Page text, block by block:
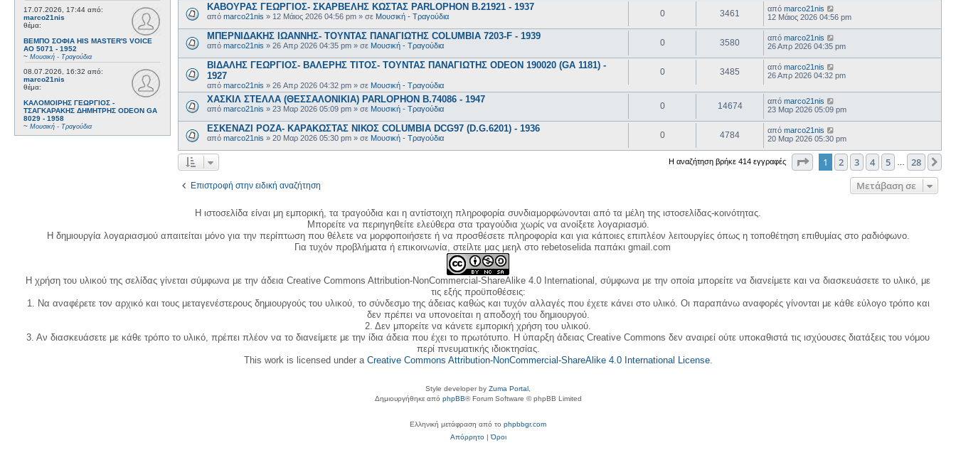
17.07.2026, 17:44 από:
marco21nis
θέμα:
ΒΕΜΠΟ ΣΟΦΙΑ HIS MASTER'S VOICE
AO 5071 - 1952
~ Μουσική - Τραγούδια
08.07.2026, 16:32 από:
marco21nis
θέμα:
ΚΑΛΟΜΟΙΡΗΣ ΓΕΩΡΓΙΟΣ -
ΤΣΑΓΚΑΡΑΚΗΣ ΔΗΜΗΤΡΗΣ ODEON GA
8029 - 1958
~ Μουσική - Τραγούδια
ΚΑΒΟΥΡΑΣ ΓΕΩΡΓΙΟΣ- ΣΚΑΡΒΕΛΗΣ ΚΩΣΤΑΣ PARLOPHON B.21921 - 1937
από marco21nis » 12 Μάιος 2026 04:56 pm » σε Μουσική - Τραγούδια 0 3461 από marco21nis
12 Μάιος 2026 04:56 pm
ΜΠΕΡΝΙΔΑΚΗΣ ΙΩΑΝΝΗΣ- ΤΟΥΝΤΑΣ ΠΑΝΑΓΙΩΤΗΣ COLUMBIA 7203-F - 1939
από marco21nis » 26 Απρ 2026 04:35 pm » σε Μουσική - Τραγούδια 0 3580 από marco21nis
26 Απρ 2026 04:35 pm
ΒΙΔΑΛΗΣ ΓΕΩΡΓΙΟΣ- ΒΑΛΕΡΗΣ ΤΙΤΟΣ- ΤΟΥΝΤΑΣ ΠΑΝΑΓΙΩΤΗΣ ODEON 190020 (GA 1181) -
1927
από marco21nis » 26 Απρ 2026 04:32 pm » σε Μουσική - Τραγούδια
0 3485 από marco21nis
26 Απρ 2026 04:32 pm
ΧΑΣΚΙΛ ΣΤΕΛΛΑ (ΘΕΣΣΑΛΟΝΙΚΙΑ) PARLOPHON B.74086 - 1947
από marco21nis » 23 Μαρ 2026 05:09 pm » σε Μουσική - Τραγούδια 0 14674 από marco21nis
23 Μαρ 2026 05:09 pm
ΕΣΚΕΝΑΖΙ ΡΟΖΑ- ΚΑΡΑΚΩΣΤΑΣ ΝΙΚΟΣ COLUMBIA DCG97 (D.G.6201) - 1936
από marco21nis » 20 Μαρ 2026 05:30 pm » σε Μουσική - Τραγούδια 0 4784 από marco21nis
20 Μαρ 2026 05:30 pm
Η αναζήτηση βρήκε 414 εγγραφές Σελίδα1 από 28
1 2 3 4 5 28
Επιστροφή στην ειδική αναζήτηση Μετάβαση σε
Η ιστοσελίδα είναι μη εμπορική, τα τραγούδια και η αντίστοιχη πληροφορία συνδιαμορφώνονται από τα μέλη της ιστοσελίδας-κοινότητας.
Μπορείτε να περιηγηθείτε ελεύθερα στα τραγούδια χωρίς να ανοίξετε λογαριασμό.
Η δημιουργία λογαριασμού απαιτείται μόνο για την περίπτωση που θέλετε να μορφοποιήσετε ή να προσθέσετε πληροφορία και για κάποιες επιπλέον λειτουργίες όπως η τοποθέτηση επιθυμίας στο ραδιόφωνο.
Για τυχόν προβλήματα ή επικοινωνία, στείλτε μας μεηλ στο rebetoselida παπάκι gmail.com
Η χρήση του υλικού της σελίδας γίνεται σύμφωνα με την άδεια Creative Commons Attribution-NonCommercial-ShareAlike 4.0 International, σύμφωνα με την οποία μπορείτε να διανείμετε και να διασκευάσετε το υλικό, με
τις εξής προϋποθέσεις:
1. Να αναφέρετε τον αρχικό και τους μεταγενέστερους δημιουργούς του υλικού, το σύνδεσμο της άδειας καθώς και τυχόν αλλαγές που έχετε κάνει στο υλικό. Οι παραπάνω αναφορές γίνονται με κάθε εύλογο τρόπο και
δεν πρέπει να υπονοείται η αποδοχή του δημιουργού.
2. Δεν μπορείτε να κάνετε εμπορική χρήση του υλικού.
3. Αν διασκευάσετε με κάθε τρόπο το υλικό, πρέπει πλέον να το διανείμετε με την ίδια άδεια που έχει το πρωτότυπο. Η ύπαρξη άδειας Creative Commons δεν αναιρεί ούτε υποκαθιστά τις ισχύουσες διατάξεις του νόμου
περί πνευματικής ιδιοκτησίας.
This work is licensed under a Creative Commons Attribution-NonCommercial-ShareAlike 4.0 International License.
Style developer by Zuma Portal
Δημιουργήθηκε από phpBB® Forum Software © phpBB Limited
Ελληνική μετάφραση από το phpbbgr.com
Απόρρητο|Όροι